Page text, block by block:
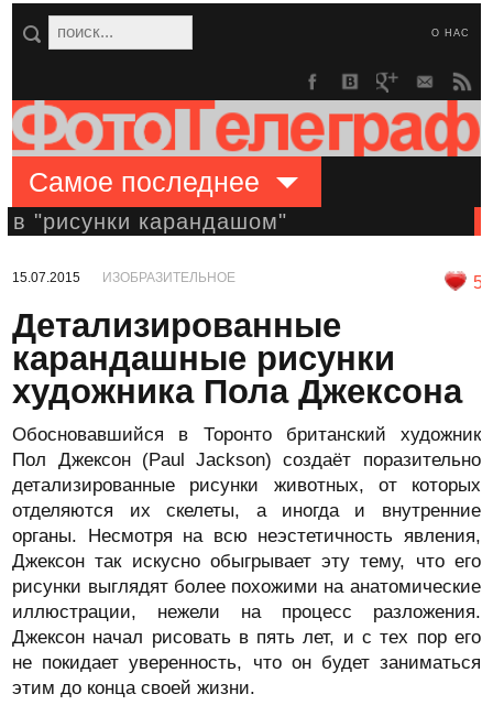
О НАС
Самое последнее
в "рисунки карандашом"
15.07.2015 ИЗОБРАЗИТЕЛЬНОЕ 5
Детализированные
карандашные рисунки
художника Пола Джексона
Обосновавшийся в Торонто британский художник
Пол Джексон (Paul Jackson) создаёт поразительно
детализированные рисунки животных, от которых
отделяются их скелеты, а иногда и внутренние
органы. Несмотря на всю неэстетичность явления,
Джексон так искусно обыгрывает эту тему, что его
рисунки выглядят более похожими на анатомические
иллюстрации, нежели на процесс разложения.
Джексон начал рисовать в пять лет, и с тех пор его
не покидает уверенность, что он будет заниматься
этим до конца своей жизни.